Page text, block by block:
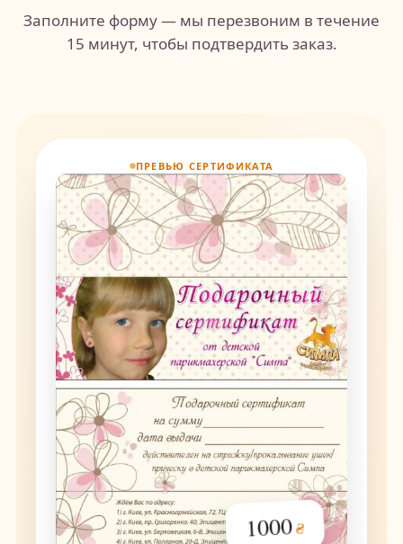
Заполните форму — мы перезвоним в течение
15 минут, чтобы подтвердить заказ.
ПРЕВЬЮ СЕРТИФИКАТА
1000₴